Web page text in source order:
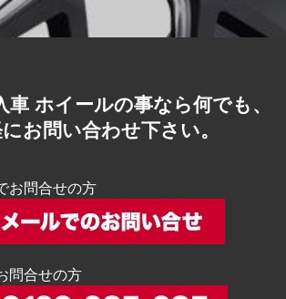
車 ホイールの事なら何でも、
お問い合わせ下さい。
お問合せの方
問合せの方